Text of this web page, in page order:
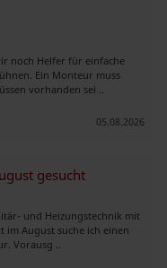
noch Helfer für einfache
Ein Monteur muss
vorhanden sei ..
05.08.2026
gesucht
und Heizungstechnik mit
im August suche ich einen
Vorausg ..